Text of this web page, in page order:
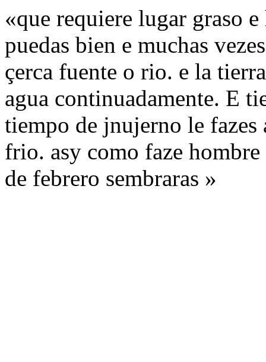
«que requiere lugar graso
puedas bien e muchas
çerca fuente o rio. e la
agua continuadamente. E
tiempo de jnujerno le fazes
frio. asy como faze hombre
de febrero sembraras »